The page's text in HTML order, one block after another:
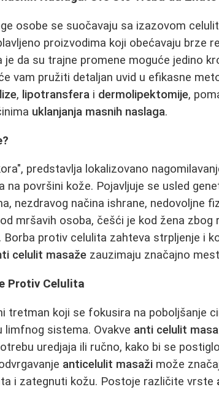
osobe se suočavaju sa izazovom
proizvodima koji obećavaju brze
da su trajne promene moguće jedino
vam pružiti detaljan uvid u efikasne
, lipotransfera i dermolipektomije,
uklanjanja masnih naslaga.
predstavlja lokalizovano
na površini kože. Pojavljuje se usled
nezdravog načina ishrane, nedovoljne
mršavih osoba, češći je kod žena zbog
protiv celulita zahteva strpljenje i
celulit masaže zauzimaju značajno
Protiv Celulita
tretman koji se fokusira na poboljšanje
limfnog sistema. Ovakve anti celulit
uredjaja ili ručno, kako bi se
anticelulit masaži može
i zategnuti kožu. Postoje različite vrste